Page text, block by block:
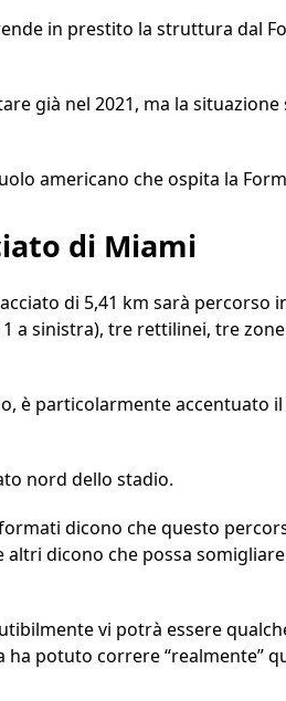
in prestito la struttura dal
già nel 2021, ma la
americano che ospita la
di Miami
di 5,41 km sarà
a sinistra), tre rettilinei, tre
è particolarmente accentuato
nord dello stadio.
dicono che questo
altri dicono che possa
vi potrà essere
potuto correre “realmente”